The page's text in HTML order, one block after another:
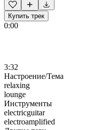
Купить трек
0:00
3:32
Настроение/Тема
relaxing
lounge
Инструменты
electricguitar
electroamplified